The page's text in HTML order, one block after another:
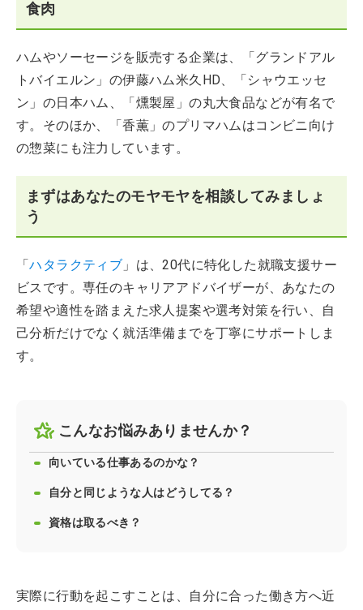
食肉
ハムやソーセージを販売する企業は、「グランドアル
トバイエルン」の伊藤ハム米久HD、「シャウエッセ
ン」の日本ハム、「燻製屋」の丸大食品などが有名で
す。そのほか、「香薫」のプリマハムはコンビニ向け
の惣菜にも注力しています。
まずはあなたのモヤモヤを相談してみましょ
う
「ハタラクティブ 」は、20代に特化した就職支援サー
ビスです。専任のキャリアアドバイザーが、あなたの
希望や適性を踏まえた求人提案や選考対策を行い、自
己分析だけでなく就活準備までを丁寧にサポートしま
す。
こんなお悩みありませんか？
向いている仕事あるのかな？
自分と同じような人はどうしてる？
資格は取るべき？
実際に行動を起こすことは、自分に合った働き方へ近